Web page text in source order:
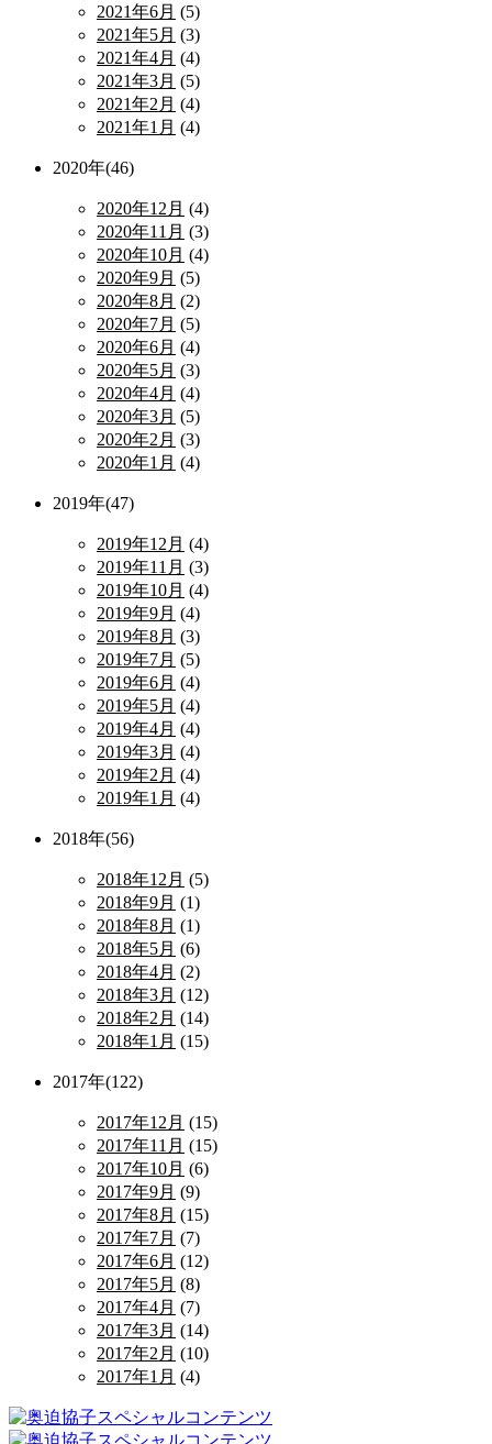
2021年6月 (5)
2021年5月 (3)
2021年4月 (4)
2021年3月 (5)
2021年2月 (4)
2021年1月 (4)
2020年(46)
2020年12月 (4)
2020年11月 (3)
2020年10月 (4)
2020年9月 (5)
2020年8月 (2)
2020年7月 (5)
2020年6月 (4)
2020年5月 (3)
2020年4月 (4)
2020年3月 (5)
2020年2月 (3)
2020年1月 (4)
2019年(47)
2019年12月 (4)
2019年11月 (3)
2019年10月 (4)
2019年9月 (4)
2019年8月 (3)
2019年7月 (5)
2019年6月 (4)
2019年5月 (4)
2019年4月 (4)
2019年3月 (4)
2019年2月 (4)
2019年1月 (4)
2018年(56)
2018年12月 (5)
2018年9月 (1)
2018年8月 (1)
2018年5月 (6)
2018年4月 (2)
2018年3月 (12)
2018年2月 (14)
2018年1月 (15)
2017年(122)
2017年12月 (15)
2017年11月 (15)
2017年10月 (6)
2017年9月 (9)
2017年8月 (15)
2017年7月 (7)
2017年6月 (12)
2017年5月 (8)
2017年4月 (7)
2017年3月 (14)
2017年2月 (10)
2017年1月 (4)